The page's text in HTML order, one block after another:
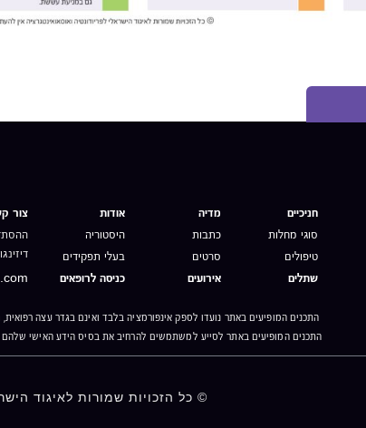
חניכיים
סוגי מחלות
טיפולים
שתלים
מדיה
כתבות
סרטים
אירועים
אודות
היסטוריה
בעלי תפקידים
כניסה לרופאים
צור
דיזינגוף 9, תל
התכנים המופיעים באתר נועדו לספק אינפורמציה בלבד ואינם בגדר עצה
התכנים המופיעים באתר לסייע למשתמשים להרחיב את בסיס הידע האישי
© כל הזכויות שמורות לאיגוד